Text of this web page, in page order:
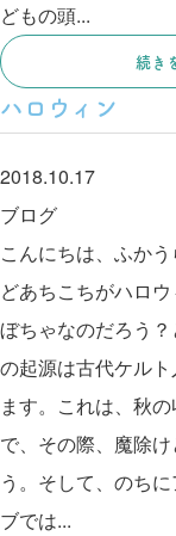
どもの頭...
続き
ハロウィン
2018.10.17
ブログ
こんにちは、ふか
どあちこちがハロ
ぼちゃなのだろう
の起源は古代ケル
ます。これは、秋
で、その際、魔除
う。そして、のち
ブでは...